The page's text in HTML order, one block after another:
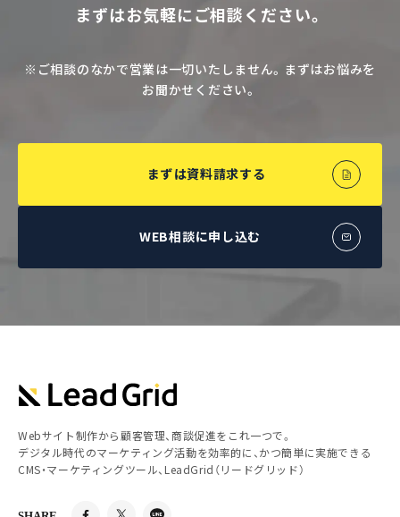
まずはお気軽にご相談ください。
※ご相談のなかで営業は一切いたしません。まずはお悩みを
お聞かせください。
まずは資料請求する
WEB相談に申し込む
Webサイト制作から顧客管理、商談促進をこれ一つで。
デジタル時代のマーケティング活動を効率的に、かつ簡単に実施できる
CMS・マーケティングツール、LeadGrid（リードグリッド）